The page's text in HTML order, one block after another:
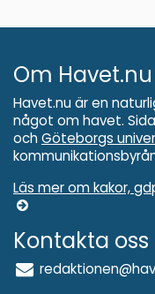
Om Havet.nu
Havet.nu är en
något om havet.
och Göteborgs
Läs mer om kakor,
Kontakta oss